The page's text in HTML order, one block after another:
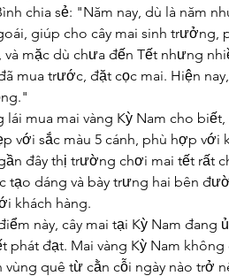
chia sẻ: "Năm nay, dù là năm
giúp cho cây mai sinh trưởng,
và mặc dù chưa đến Tết nhưng
mua trước, đặt cọc mai. Hiện
mua mai vàng Kỳ Nam cho
với sắc màu 5 cánh, phù hợp với
đây thị trường chơi mai tết rất
tạo dáng và bày trưng hai bên
khách hàng.
này, cây mai tại Kỳ Nam đang
phát đạt. Mai vàng Kỳ Nam
vùng quê từ cằn cỗi ngày nào trở